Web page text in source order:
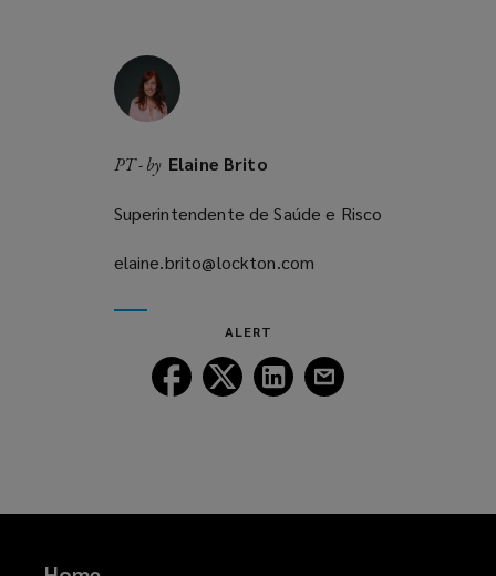
PT - by Elaine Brito
Superintendente de Saúde e Risco
elaine.brito@lockton.com
ALERT
Follow
Lockton
Follow
Lockton
Follow
Lockton